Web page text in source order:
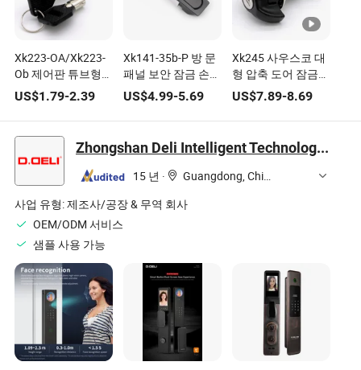
Xk223-OA/Xk223-
Ob 제어판 튜브형
키 미니 캠 푸시 잠
금장치 캐비닛 문용
US$1.79-2.39
Xk141-35b-P 방 문
패널 보안 잠금 손잡
이 팝업 플러시 버튼
패널 캐비닛 잠금
US$4.99-5.69
Xk245 사우스코 대
형 압축 도어 잠금장
치 E3-158-25 에어
포일 원단어 핸들 잠
금장치 키 잠금형
CH751 금속 날개 손
잡이 잠금장치
US$7.89-8.69
Zhongshan Deli Intelligent Technology Co., Ltd.
15 년 ·
Guangdong, China
사업 유형:제조사/공장 & 무역 회사
OEM/ODM 서비스
샘플 사용 가능